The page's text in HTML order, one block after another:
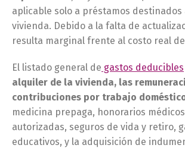
aplicable solo a préstamos destinados
vivienda. Debido a la falta de
resulta marginal frente al costo real
El listado general de gastos deducibles
alquiler de la vivienda, las
contribuciones por trabajo
medicina prepaga, honorarios
autorizadas, seguros de vida y retiro,
educativos, y la adquisición de